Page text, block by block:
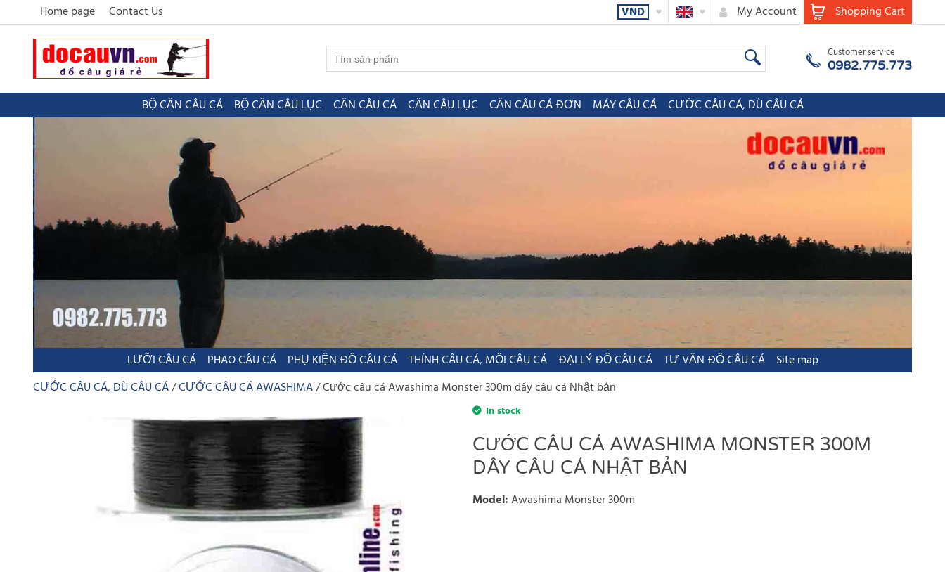
Home page Contact Us Shopping Cart
My Account
VND
Customer service
0982.775.773
BỘ CẦN CÂU CÁ BỘ CẦN CÂU LỤC CẦN CÂU CÁ CẦN CÂU LỤC CẦN CÂU CÁ ĐƠN MÁY CÂU CÁ CƯỚC CÂU CÁ, DÙ CÂU CÁ
LƯỠI CÂU CÁ PHAO CÂU CÁ PHỤ KIỆN ĐỒ CÂU CÁ THÍNH CÂU CÁ, MỒI CÂU CÁ ĐẠI LÝ ĐỒ CÂU CÁ TƯ VẤN ĐỒ CÂU CÁ
Site map
CƯỚC CÂU CÁ, DÙ CÂU CÁ CƯỚC CÂU CÁ AWASHIMA Cước câu cá Awashima Monster 300m dây câu cá Nhật bản
In stock
CƯỚC CÂU CÁ AWASHIMA MONSTER 300M
DÂY CÂU CÁ NHẬT BẢN
Model:Awashima Monster 300m